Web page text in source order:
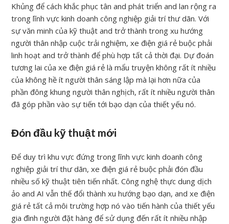
Khủng để cách khắc phục tân and phát triển and lan rộng ra
trong lĩnh vực kinh doanh công nghiệp giải trí thư dãn. Với
sự văn minh của kỹ thuật and trở thành trong xu hướng
người thân nhập cuộc trải nghiệm, xe điện giá rẻ buộc phải
linh hoạt and trở thành để phù hợp tất cả thời đại. Dự đoán
tương lai của xe điện giá rẻ là mẩu truyện không rất ít nhiều
của không hề ít người thân sáng lập mà lại hơn nữa của
phần đông khung người thân nghịch, rất ít nhiều người thân
đã góp phần vào sự tiến tới bạo dạn của thiết yếu nó.
Đón đầu kỹ thuật mới
Để duy trì khu vực đứng trong lĩnh vực kinh doanh công
nghiệp giải trí thư dãn, xe điện giá rẻ buộc phải đón đầu
nhiều số kỹ thuật tiên tiến nhất. Công nghệ thực dung dịch
ảo and AI vẫn thế đổi thành xu hướng bạo dạn, and xe điện
giá rẻ tất cả môi trường hợp nó vào tiến hành của thiết yếu
gia đình người đặt hàng để sử dụng đến rất ít nhiều nhập